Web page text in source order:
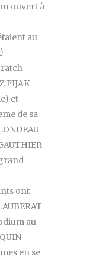
ouvert à
au
FIJAK
et
de sa
ont
au
en se